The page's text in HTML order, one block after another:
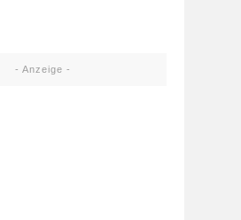
- Anzeige -